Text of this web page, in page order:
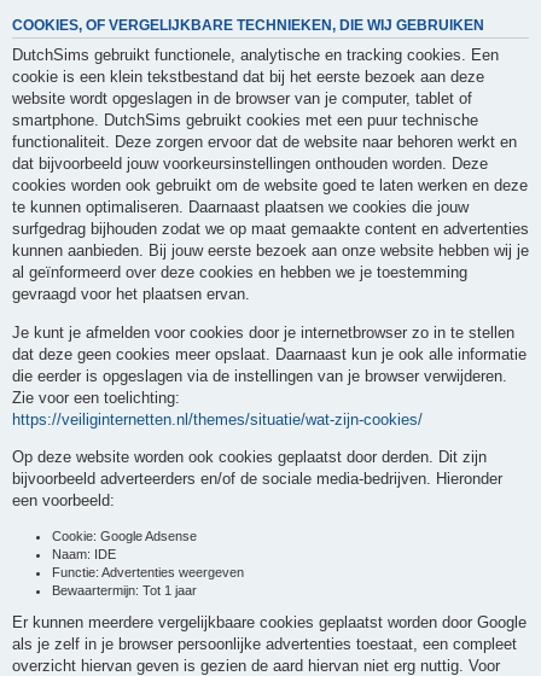
COOKIES, OF VERGELIJKBARE TECHNIEKEN, DIE WIJ GEBRUIKEN
DutchSims gebruikt functionele, analytische en tracking cookies. Een
cookie is een klein tekstbestand dat bij het eerste bezoek aan deze
website wordt opgeslagen in de browser van je computer, tablet of
smartphone. DutchSims gebruikt cookies met een puur technische
functionaliteit. Deze zorgen ervoor dat de website naar behoren werkt en
dat bijvoorbeeld jouw voorkeursinstellingen onthouden worden. Deze
cookies worden ook gebruikt om de website goed te laten werken en deze
te kunnen optimaliseren. Daarnaast plaatsen we cookies die jouw
surfgedrag bijhouden zodat we op maat gemaakte content en advertenties
kunnen aanbieden. Bij jouw eerste bezoek aan onze website hebben wij je
al geïnformeerd over deze cookies en hebben we je toestemming
gevraagd voor het plaatsen ervan.
Je kunt je afmelden voor cookies door je internetbrowser zo in te stellen
dat deze geen cookies meer opslaat. Daarnaast kun je ook alle informatie
die eerder is opgeslagen via de instellingen van je browser verwijderen.
Zie voor een toelichting:
https://veiliginternetten.nl/themes/situatie/wat-zijn-cookies/
Op deze website worden ook cookies geplaatst door derden. Dit zijn
bijvoorbeeld adverteerders en/of de sociale media-bedrijven. Hieronder
een voorbeeld:
Cookie: Google Adsense
Naam: IDE
Functie: Advertenties weergeven
Bewaartermijn: Tot 1 jaar
Er kunnen meerdere vergelijkbaare cookies geplaatst worden door Google
als je zelf in je browser persoonlijke advertenties toestaat, een compleet
overzicht hiervan geven is gezien de aard hiervan niet erg nuttig. Voor